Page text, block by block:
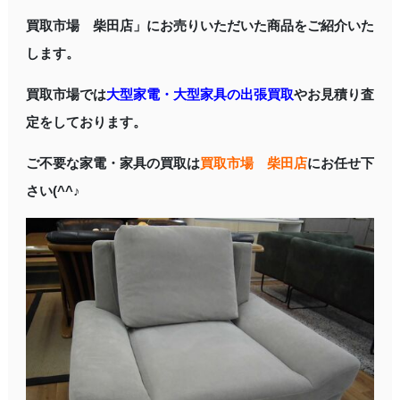
買取市場 柴田店」にお売りいただいた商品をご紹介いた
します。
買取市場では大型家電・大型家具の出張買取やお見積り査
定をしております。
ご不要な家電・家具の買取は買取市場 柴田店にお任せ下
さい(^^♪